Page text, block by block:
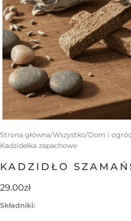
Strona główna/Wszystko/Dom i
Kadzidełka zapachowe
KADZIDŁO
29.00zł
Składniki: